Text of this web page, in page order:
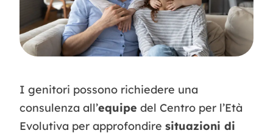
Contatti
I genitori possono richiedere una
consulenza all’equipe del Centro per l’Età
Evolutiva per approfondire situazioni di